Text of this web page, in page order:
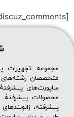
[wpdiscuz_comments]
مجموعه تجهیزات
متخصصان رشته‌های
ساپورت‌های
محصولات پیشرفتهٔ
پیشرفته،